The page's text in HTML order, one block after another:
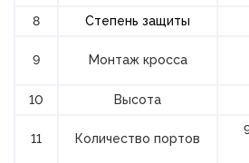
8 Степень защиты
9 Монтаж кросса
10 Высота
11 Количество портов